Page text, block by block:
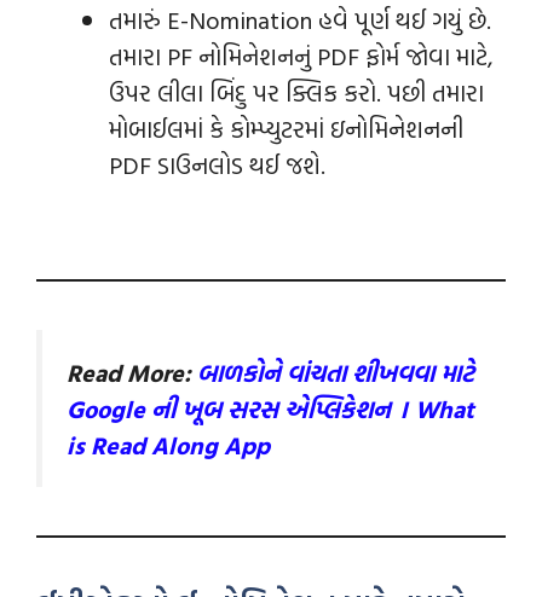
તમારું E-Nomination હવે પૂર્ણ થઈ ગયું છે.
તમારા PF નોમિનેશનનું PDF ફોર્મ જોવા માટે,
ઉપર લીલા બિંદુ પર ક્લિક કરો. પછી તમારા
મોબાઈલમાં કે કોમ્પ્યુટરમાં ઇનોમિનેશનની
PDF ડાઉનલોડ થઈ જશે.
Read More: બાળકોને વાંચતા શીખવવા માટે
Google ની ખૂબ સરસ એપ્લિકેશન । What
is Read Along App